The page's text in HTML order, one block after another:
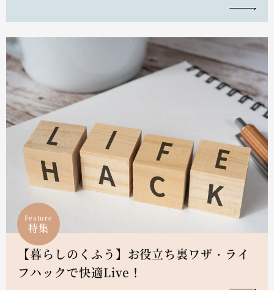
Feature
特集
【暮らしのくふう】お役立ち裏ワザ・ライ
フハックで快適Live！